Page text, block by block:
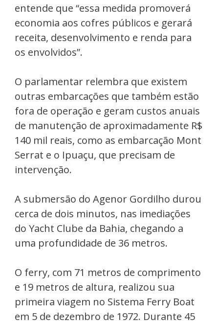
entende que “essa medida promoverá
economia aos cofres públicos e gerará
receita, desenvolvimento e renda para
os envolvidos”.
O parlamentar relembra que existem
outras embarcações que também estão
fora de operação e geram custos anuais
de manutenção de aproximadamente R$
140 mil reais, como as embarcação Mont
Serrat e o Ipuaçu, que precisam de
intervenção.
A submersão do Agenor Gordilho durou
cerca de dois minutos, nas imediações
do Yacht Clube da Bahia, chegando a
uma profundidade de 36 metros.
O ferry, com 71 metros de comprimento
e 19 metros de altura, realizou sua
primeira viagem no Sistema Ferry Boat
em 5 de dezembro de 1972. Durante 45